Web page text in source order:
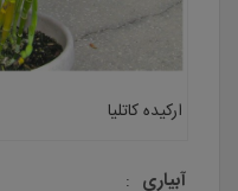
ارکیده کاتلیا
آبیاری :